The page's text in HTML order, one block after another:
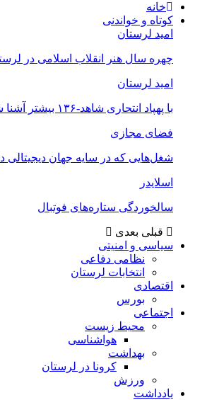
خانه
کوتاه و خواندنی
امید لرستان
چهره سال هنر انقلاب اسلامی در
امید لرستان
با پهپاد انتحاری شاهد-۱۳۶ بیشتر آشنا شوید
فضای مجازی
شغل‌‌هایی که در سایه جهان دیجیتالی
اسلایدر
سالخوردگی ستاره‌های فوتبال
قبلی بعدی
سیاسی و امنیتی
نظامی دفاعی
انتخابات لرستان
اقتصادی
بورس
اجتماعی
محیط زیست
هواشناسی
بهداشت
کرونا در لرستان
ورزش
یادداشت